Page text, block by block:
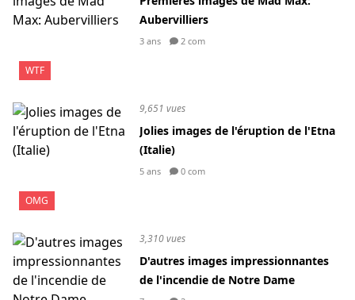
WTF
Aubervilliers
3 ans 2 com
OMG
9,651 vues
Jolies images de l'éruption de l'Etna
(Italie)
5 ans 0 com
3,310 vues
D'autres images impressionnantes
de l'incendie de Notre Dame